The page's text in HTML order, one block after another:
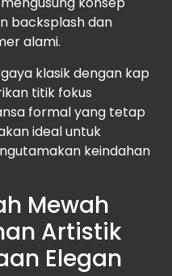
backsplash dan
alami.
klasik dengan kap
titik fokus
formal yang tetap
ideal untuk
keindahan
Mewah
Artistik
Elegan